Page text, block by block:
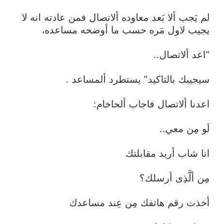
لم يَجب ألا بَعد معاوده ألاتصال فمن عادته انه لا
يجيب لاول مَره حسب ما أوضحه مساعده،
“اعد ألاتصال..
سيجيبك بالتاكيد” يستطرد ألمساعد .
اعدنا ألاتصال فاجاب ألحاخام:
لَو مِن معي..
انا شاب أريد مقابلتك
مِن ألَّذِى أرسلك؟
أخذت رقم هاتفك مِن عِند مساعدك